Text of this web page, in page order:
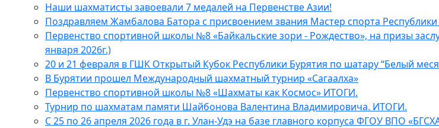
Наши шахматисты завоевали 7 медалей на Первенстве Азии!
Поздравляем Жамбалова Батора с присвоением звания Мастер спорта
Первенство спортивной школы №8 «Байкальские зори - Рождество», на призы
января 2026г.)
20 и 21 февраля в ГШК Открытый Кубок Республики Бурятия по шатару “Белый
В Бурятии прошел Международный шахматный турнир «Сагаалха»
Первенство спортивной школы №8 «Шахматы как Космос» ИТОГИ.
Турнир по шахматам памяти Шайбонова Валентина Владимировича. ИТОГИ.
С 25 по 26 апреля 2026 года в г. Улан-Удэ на базе главного корпуса ФГОУ ВПО